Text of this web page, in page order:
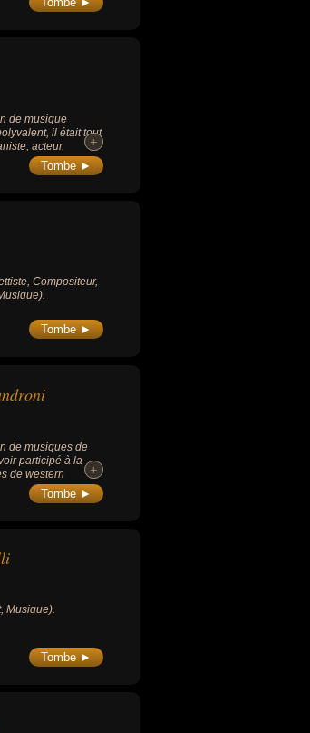
de musique
il était tout
acteur,
metteur en scène,
+
+
Tombe ►
Compositeur,
Tombe ►
de musiques de
participé à la
de western
Sergio Leone) : «
« Et pour
+
+
Tombe ►
Musique).
Tombe ►